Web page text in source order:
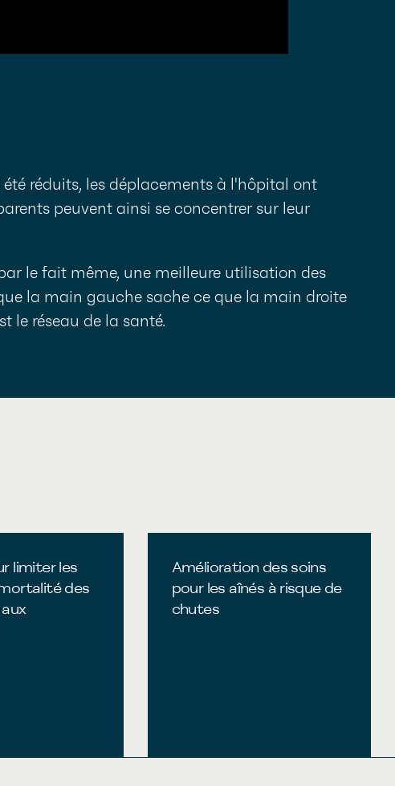
réduits, les déplacements à l'hôpital ont
peuvent ainsi se concentrer sur leur
le fait même, une meilleure utilisation des
la main gauche sache ce que la main droite
le réseau de la santé.
limiter les
des
Amélioration des soins
pour les aînés à risque de
chutes